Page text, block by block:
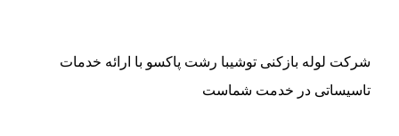
شرکت لوله بازکنی توشیبا رشت پاکسو با ارائه خدمات
تاسیساتی در خدمت شماست